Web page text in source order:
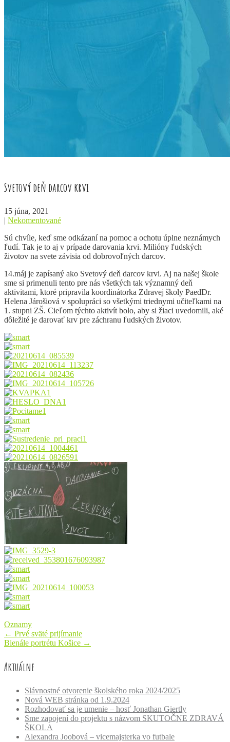
Svetový deň darcov krvi
15 júna, 2021
| Nekomentované
Sú chvíle, keď sme odkázaní na pomoc a ochotu úplne neznámych
ľudí. Tak je to aj v prípade darovania krvi. Milióny ľudských
životov na svete závisia od dobrovoľných darcov.
14.máj je zapísaný ako Svetový deň darcov krvi. Aj na našej škole
sme si primenuli tento pre nás všetkých tak významný deň
aktivitami, ktoré pripravila koordinátorka Zdravej školy PaedDr.
Helena Járošiová v spolupráci so všetkými triednymi učiteľkami na
1. stupni ZŠ. Cieľom týchto aktivít bolo, aby si žiaci uvedomili, aké
dôležité je darovať krv pre záchranu ľudských životov.
Oznamy
Post
navigation
← Prvé sväté prijímanie
Bienále portrétu Košice →
Aktuálne
Slávnostné otvorenie školského roka 2024/2025
Nová WEB stránka od 1.9.2024
Rozhodovať sa je umenie – hosť Jonathan Giertly
Sme zapojení do projektu s názvom SKUTOČNE ZDRAVÁ
ŠKOLA
Alexandra Joobová – vicemajsterka vo futbale